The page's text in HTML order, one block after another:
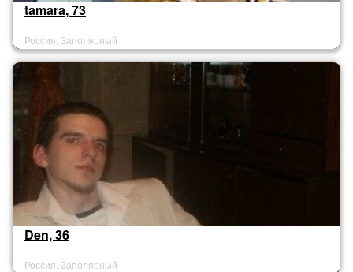
tamara, 73
Россия, Заполярный
Den, 36
Россия, Заполярный